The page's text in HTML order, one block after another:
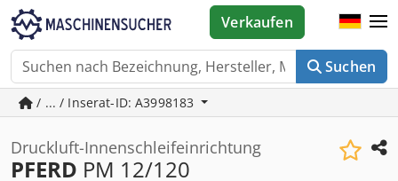
Suchen
Verkaufen
/ ... / Inserat-ID: A3998183
Druckluft-Innenschleifeinrichtung
PFERD PM 12/120